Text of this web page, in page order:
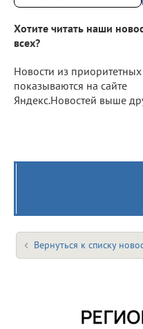
Хотите читать наши
всех?
Новости из
показываются на сайте
Яндекс.Новостей выше
Вернуться к списку